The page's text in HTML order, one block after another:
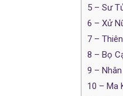
5 – Sư
6 – Xử
7 –
8 – Bọ
9 –
10 – Ma